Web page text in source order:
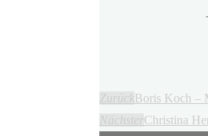
-
ZurückBoris Koch –
NächsterChristina